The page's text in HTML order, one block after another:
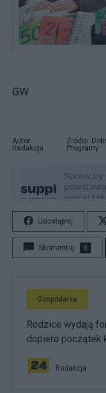
GW
Autor:
Redakcja
Źródło:
Programy
Udostępnij
Skomentuj 8
Gospodarka
Rodzice wydają
dopiero początek
Redakcja